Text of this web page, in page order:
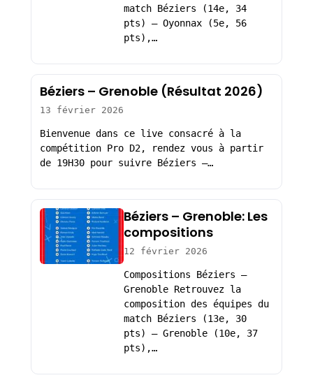
match Béziers (14e, 34
pts) – Oyonnax (5e, 56
pts),…
Béziers – Grenoble (Résultat 2026)
13 février 2026
Bienvenue dans ce live consacré à la
compétition Pro D2, rendez vous à partir
de 19H30 pour suivre Béziers –…
Béziers – Grenoble: Les
compositions
12 février 2026
Compositions Béziers –
Grenoble Retrouvez la
composition des équipes du
match Béziers (13e, 30
pts) – Grenoble (10e, 37
pts),…